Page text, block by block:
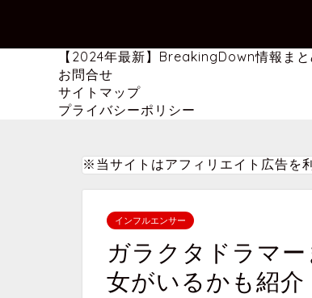
【2024年最新】BreakingDown情報まと
お問合せ
サイトマップ
プライバシーポリシー
※当サイトはアフィリエイト広告を
インフルエンサー
ガラクタドラマ
女がいるかも紹介